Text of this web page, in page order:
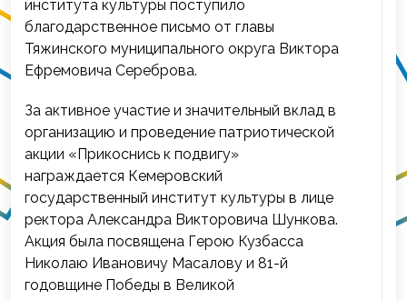
института культуры поступило
благодарственное письмо от главы
Тяжинского муниципального округа Виктора
Ефремовича Сереброва.
За активное участие и значительный вклад в
организацию и проведение патриотической
акции «Прикоснись к подвигу»
награждается Кемеровский
государственный институт культуры в лице
ректора Александра Викторовича Шункова.
Акция была посвящена Герою Кузбасса
Николаю Ивановичу Масалову и 81-й
годовщине Победы в Великой